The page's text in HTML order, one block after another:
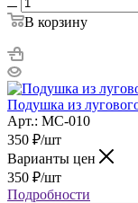
В корзину
Подушка из
Арт.: МС-010
350 ₽/шт
Варианты цен
350 ₽/шт
Подробности